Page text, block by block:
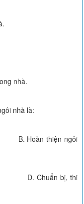
nhà.
nhà là:
Hoàn thiện ngôi
D. Chuẩn bị, thi